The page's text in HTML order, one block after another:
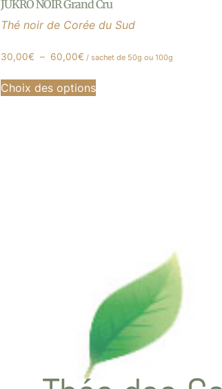
JUKRO NOIR Grand Cru
Thé noir de Corée du Sud
30,00€ – 60,00€ / sachet de 50g ou 100g
Choix des options